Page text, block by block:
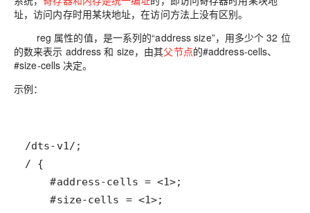
址，访问内存时用某块地址，在访问方法上没有区别。
reg 属性的值，是一系列的“address size”，用多少个 32 位
的数来表示 address 和 size，由其父节点的#address-cells、
#size-cells 决定。
示例：